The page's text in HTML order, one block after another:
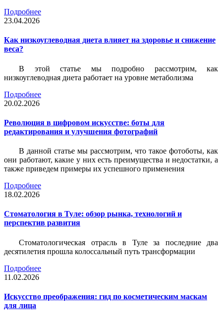
Подробнее
23.04.2026
Как низкоуглеводная диета влияет на здоровье и снижение
веса?
В этой статье мы подробно рассмотрим, как
низкоуглеводная диета работает на уровне метаболизма
Подробнее
20.02.2026
Революция в цифровом искусстве: боты для
редактирования и улучшения фотографий
В данной статье мы рассмотрим, что такое фотоботы, как
они работают, какие у них есть преимущества и недостатки, а
также приведем примеры их успешного применения
Подробнее
18.02.2026
Стоматология в Туле: обзор рынка, технологий и
перспектив развития
Стоматологическая отрасль в Туле за последние два
десятилетия прошла колоссальный путь трансформации
Подробнее
11.02.2026
Искусство преображения: гид по косметическим маскам
для лица